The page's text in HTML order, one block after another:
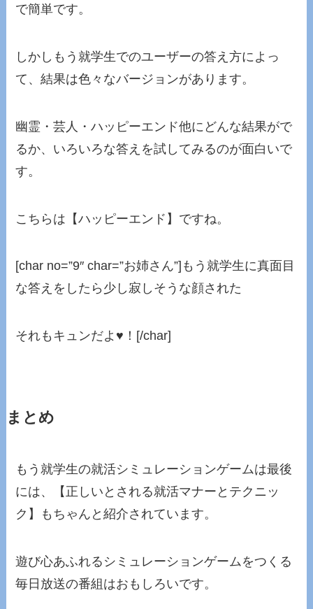
で簡単です。
しかしもう就学生でのユーザーの答え方によっ
て、結果は色々なバージョンがあります。
幽霊・芸人・ハッピーエンド他にどんな結果がで
るか、いろいろな答えを試してみるのが面白いで
す。
こちらは【ハッピーエンド】ですね。
[char no=”9″ char=”お姉さん”]もう就学生に真面目
な答えをしたら少し寂しそうな顔された
それもキュンだよ♥！[/char]
まとめ
もう就学生の就活シミュレーションゲームは最後
には、【正しいとされる就活マナーとテクニッ
ク】もちゃんと紹介されています。
遊び心あふれるシミュレーションゲームをつくる
毎日放送の番組はおもしろいです。